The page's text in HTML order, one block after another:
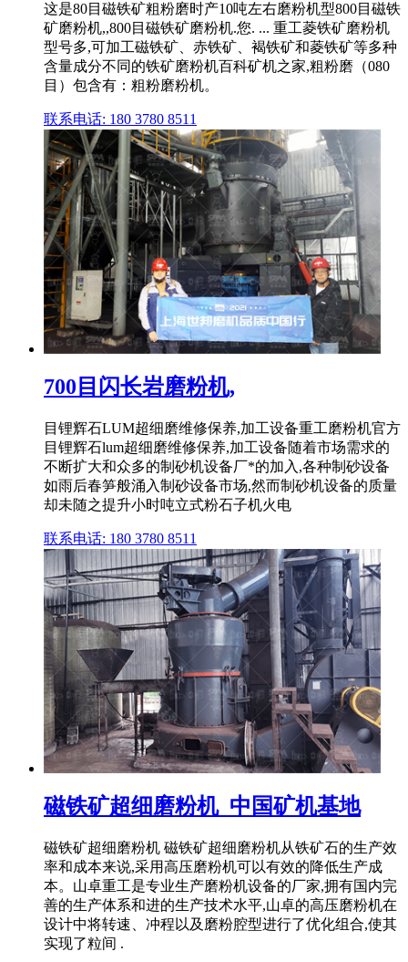
这是80目磁铁矿粗粉磨时产10吨左右磨粉机型800目磁铁
矿磨粉机,,800目磁铁矿磨粉机.您. ... 重工菱铁矿磨粉机
型号多,可加工磁铁矿、赤铁矿、褐铁矿和菱铁矿等多种
含量成分不同的铁矿磨粉机百科矿机之家,粗粉磨（080
目）包含有：粗粉磨粉机。
联系电话: 180 3780 8511
700目闪长岩磨粉机,
目锂辉石LUM超细磨维修保养,加工设备重工磨粉机官方
目锂辉石lum超细磨维修保养,加工设备随着市场需求的
不断扩大和众多的制砂机设备厂*的加入,各种制砂设备
如雨后春笋般涌入制砂设备市场,然而制砂机设备的质量
却未随之提升小时吨立式粉石子机火电
联系电话: 180 3780 8511
磁铁矿超细磨粉机_中国矿机基地
磁铁矿超细磨粉机 磁铁矿超细磨粉机从铁矿石的生产效
率和成本来说,采用高压磨粉机可以有效的降低生产成
本。山卓重工是专业生产磨粉机设备的厂家,拥有国内完
善的生产体系和进的生产技术水平,山卓的高压磨粉机在
设计中将转速、冲程以及磨粉腔型进行了优化组合,使其
实现了粒间 .